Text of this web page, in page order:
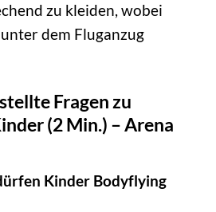
zu kleiden, wobei
dem Fluganzug
Fragen zu
(2 Min.) – Arena
Kinder Bodyflying